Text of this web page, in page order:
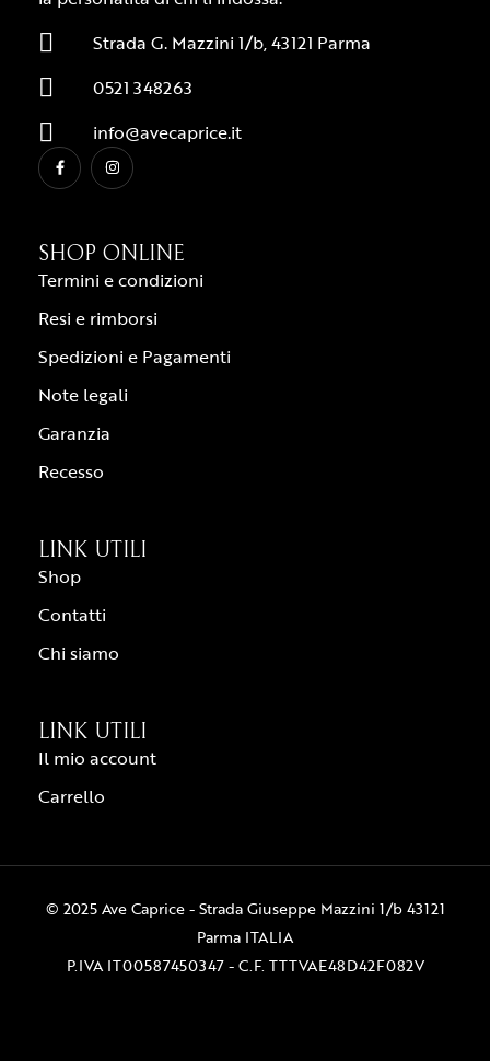
Strada G. Mazzini 1/b, 43121 Parma
0521 348263
info@avecaprice.it
SHOP ONLINE
Termini e condizioni
Resi e rimborsi
Spedizioni e Pagamenti
Note legali
Garanzia
Recesso
LINK UTILI
Shop
Contatti
Chi siamo
LINK UTILI
Il mio account
Carrello
© 2025 Ave Caprice - Strada Giuseppe Mazzini 1/b 43121
Parma ITALIA
P.IVA IT00587450347 - C.F. TTTVAE48D42F082V